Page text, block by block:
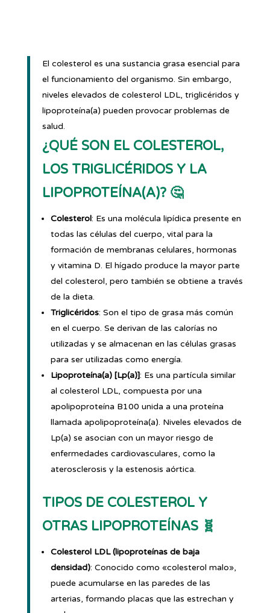
El colesterol es una sustancia grasa esencial para
el funcionamiento del organismo. Sin embargo,
niveles elevados de colesterol LDL, triglicéridos y
lipoproteína(a) pueden provocar problemas de
salud.
¿QUÉ SON EL COLESTEROL,
LOS TRIGLICÉRIDOS Y LA
LIPOPROTEÍNA(A)? 🤔
Colesterol: Es una molécula lipídica presente en
todas las células del cuerpo, vital para la
formación de membranas celulares, hormonas
y vitamina D. El hígado produce la mayor parte
del colesterol, pero también se obtiene a través
de la dieta.
Triglicéridos: Son el tipo de grasa más común
en el cuerpo. Se derivan de las calorías no
utilizadas y se almacenan en las células grasas
para ser utilizadas como energía.
Lipoproteína(a) [Lp(a)]: Es una partícula similar
al colesterol LDL, compuesta por una
apolipoproteína B100 unida a una proteína
llamada apolipoproteína(a). Niveles elevados de
Lp(a) se asocian con un mayor riesgo de
enfermedades cardiovasculares, como la
aterosclerosis y la estenosis aórtica.
TIPOS DE COLESTEROL Y
OTRAS LIPOPROTEÍNAS 🧬
Colesterol LDL (lipoproteínas de baja
densidad): Conocido como «colesterol malo»,
puede acumularse en las paredes de las
arterias, formando placas que las estrechan y